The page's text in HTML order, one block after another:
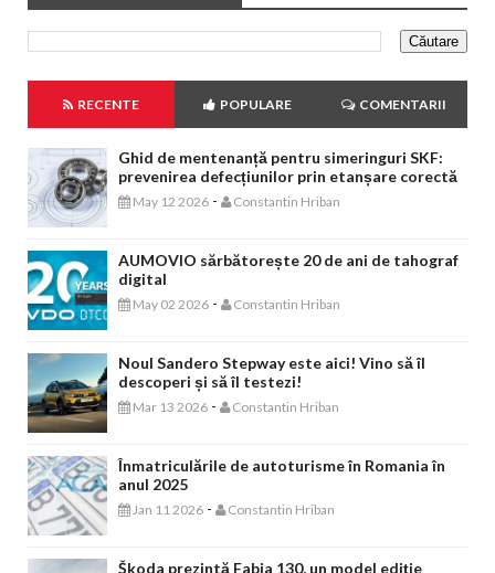
RECENTE POPULARE COMENTARII
Ghid de mentenanță pentru simeringuri SKF:
prevenirea defecțiunilor prin etanșare corectă
May 12 2026 - Constantin Hriban
AUMOVIO sărbătorește 20 de ani de tahograf
digital
May 02 2026 - Constantin Hriban
Noul Sandero Stepway este aici! Vino să îl
descoperi și să îl testezi!
Mar 13 2026 - Constantin Hriban
Înmatriculările de autoturisme în Romania în
anul 2025
Jan 11 2026 - Constantin Hriban
Škoda prezintă Fabia 130, un model ediție